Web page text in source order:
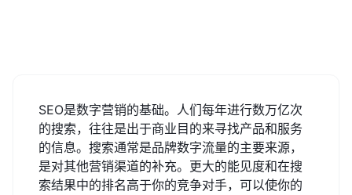
SEO是数字营销的基础。人们每年进行数万亿次
的搜索，往往是出于商业目的来寻找产品和服务
的信息。搜索通常是品牌数字流量的主要来源，
是对其他营销渠道的补充。更大的能见度和在搜
索结果中的排名高于你的竞争对手，可以使你的